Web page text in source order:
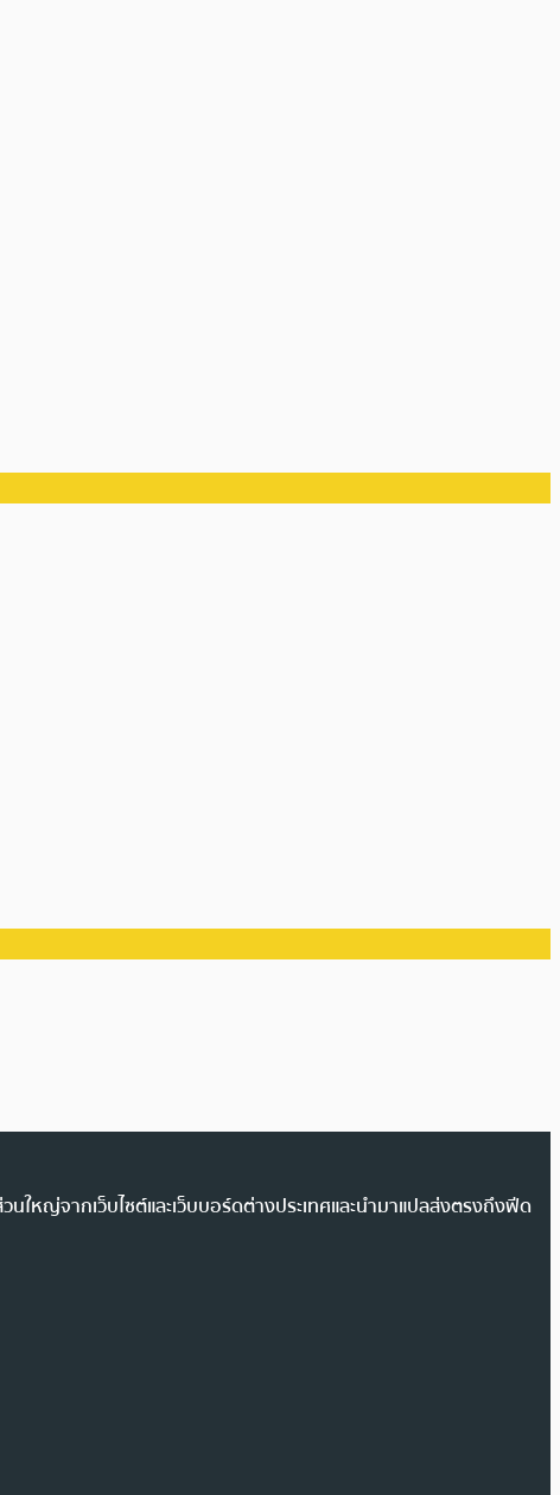
ใหญ่จากเว็บไซต์และเว็บบอร์ดต่างประเทศและนำมาแปลส่งตรงถึงฟีด